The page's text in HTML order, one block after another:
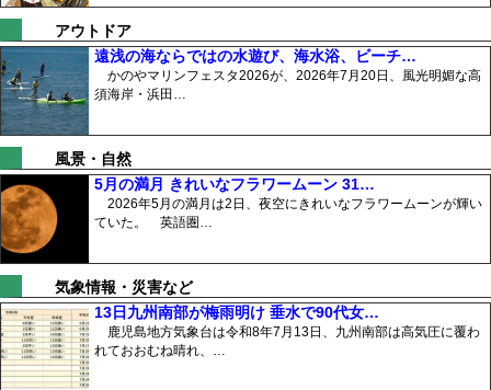
アウトドア
遠浅の海ならではの水遊び、海水浴、ビーチ…
かのやマリンフェスタ2026が、2026年7月20日、風光明媚な高
須海岸・浜田…
風景・自然
5月の満月 きれいなフラワームーン 31…
2026年5月の満月は2日、夜空にきれいなフラワームーンが輝い
ていた。 英語圏…
気象情報・災害など
13日九州南部が梅雨明け 垂水で90代女…
鹿児島地方気象台は令和8年7月13日、九州南部は高気圧に覆わ
れておおむね晴れ、…